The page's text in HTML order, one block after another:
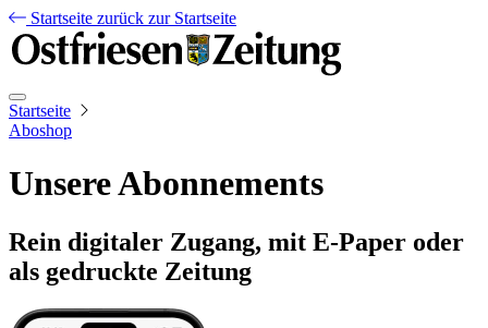
Startseite zurück zur Startseite
Startseite
Aboshop
Unsere Abonnements
Rein digitaler Zugang, mit E-Paper oder
als gedruckte Zeitung